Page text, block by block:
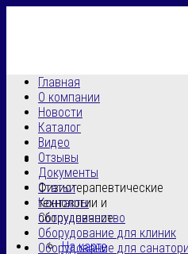
Физиотерапевтические
технологии и
оборудование
На карте
Главная
О компании
Новости
Каталог
Видео
Отзывы
Документы
Статьи
Контакты
Сотрудничество
Оборудование для клиник
Оборудование для